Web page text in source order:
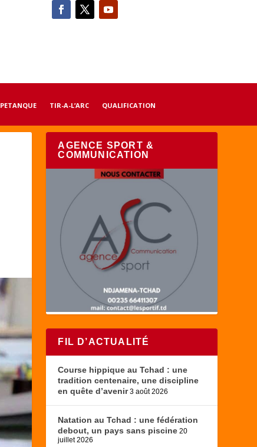
PETANQUE TIR-A-L’ARC QUALIFICATION
AGENCE SPORT &
COMMUNICATION
FIL D’ACTUALITÉ
Course hippique au Tchad : une
tradition centenaire, une discipline
en quête d’avenir 3 août 2026
Natation au Tchad : une fédération
debout, un pays sans piscine 20
juillet 2026